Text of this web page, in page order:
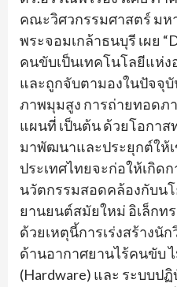
คณะวิศวกรรมศาสตร์ มห
พระจอมเกล้าธนบุรี เผย
คนขับเป็นเทคโนโลยีแห่
และถูกจับตามองในปัจจุบั
ภาพมุมสูง การถ่ายทอดภ
แผนที่ เป็นต้น ด้วยโอกา
มาพัฒนาและประยุกต์ให้
ประเทศไทยจะก่อให้เกิด
นวัตกรรมสอดคล้องกับนโ
ยานยนต์สมัยใหม่ อิเล็กท
ด้วยเหตุนี้การเร่งสร้างนั
ด้านอากาศยานไร้คนขับ
(Hardware) และ ระบบป